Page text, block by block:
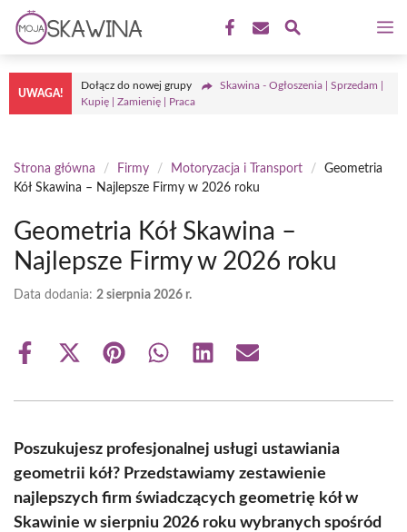
Przejdź
treści
UWAGA!
Dołącz do nowej grupy
Skawina - Ogłoszenia | Sprzedam |
Kupię | Zamienię | Praca
Strona główna / Firmy / Motoryzacja i Transport /
Geometria
Kół Skawina – Najlepsze Firmy w 2026 roku
Geometria Kół Skawina –
Najlepsze Firmy w 2026 roku
Data dodania: 2 sierpnia 2026 r.
Share
Share
(Twitter)
Share Share Share Share
Poszukujesz profesjonalnej usługi ustawiania
geometrii kół? Przedstawiamy zestawienie
najlepszych firm świadczących geometrię kół w
Skawinie w sierpniu 2026 roku wybranych spośród